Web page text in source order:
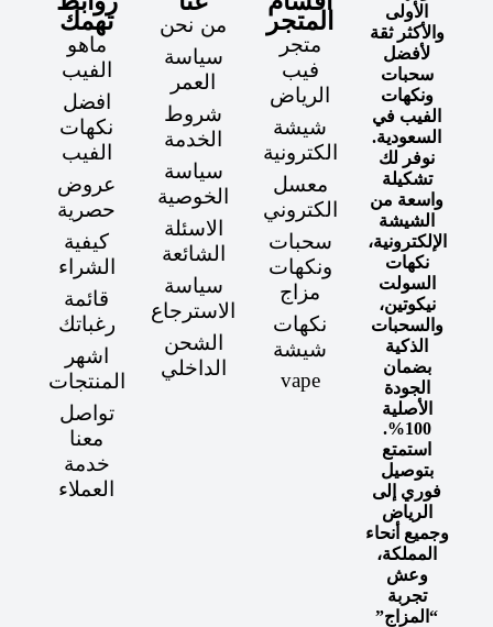
الأولى
والأكثر ثقة
لأفضل
سحبات
ونكهات
الفيب في
السعودية.
نوفر لك
تشكيلة
واسعة من
الشيشة
الإلكترونية،
نكهات
السولت
نيكوتين،
والسحبات
الذكية
بضمان
الجودة
الأصلية
100%.
استمتع
بتوصيل
فوري إلى
الرياض
وجميع أنحاء
المملكة،
وعش
تجربة
“المزاج”
المتجر
متجر
فيب
الرياض
شيشة
الكترونية
معسل
الكتروني
سحبات
ونكهات
مزاج
نكهات
شيشة
vape
من نحن
سياسة
العمر
شروط
الخدمة
سياسة
الخوصية
الاسئلة
الشائعة
سياسة
الاسترجاع
الشحن
الداخلي
تهمك
ماهو
الفيب
افضل
نكهات
الفيب
عروض
حصرية
كيفية
الشراء
قائمة
رغباتك
اشهر
المنتجات
تواصل
معنا
خدمة
العملاء